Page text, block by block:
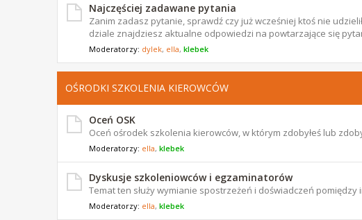
Najczęściej zadawane pytania
Zanim zadasz pytanie, sprawdź czy już wcześniej ktoś nie
dziale znajdziesz aktualne odpowiedzi na powtarzające się
Moderatorzy: dylek, ella, klebek
OŚRODKI SZKOLENIA KIEROWCÓW
Oceń OSK
Oceń ośrodek szkolenia kierowców, w którym zdobyłeś lub
Moderatorzy: ella, klebek
Dyskusje szkoleniowców i egzaminatorów
Temat ten służy wymianie spostrzeżeń i doświadczeń
Moderatorzy: ella, klebek